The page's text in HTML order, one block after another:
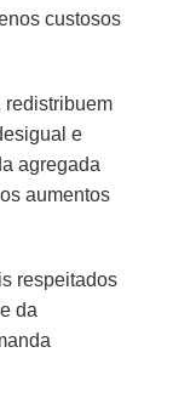
custosos
redistribuem
e
agregada
aumentos
respeitados
da